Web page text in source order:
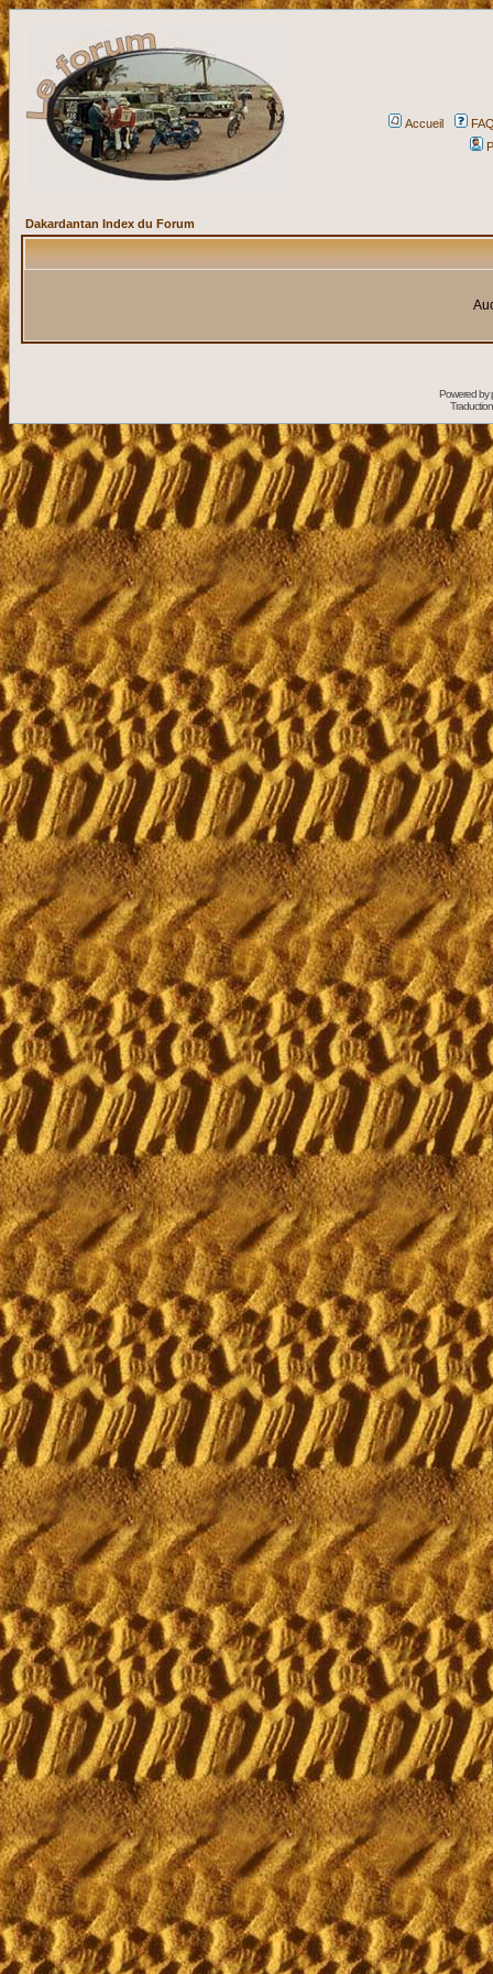
Accueil
Dakardantan Index du Forum
Powered by